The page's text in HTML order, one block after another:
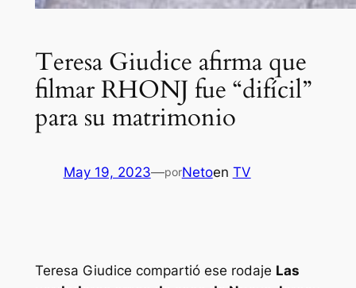
Teresa Giudice afirma que
filmar RHONJ fue “difícil”
para su matrimonio
May 19, 2023—porNetoen TV
Teresa Giudice compartió ese rodaje Las